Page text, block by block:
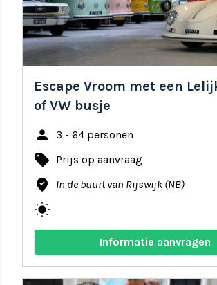
Escape Vroom met een
of VW busje
person 3 - 64 personen
local_offer Prijs op aanvraag
where_to_vote In de buurt van Rijswijk (NB)
wb_sunny
Informatie aanvragen